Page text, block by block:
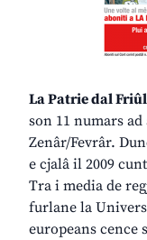
La Patrie dal Friûl
son 11 numars
Zenâr/Fevrâr.
e cjalâ il 2009
Tra i media de
furlane la
europeans cence